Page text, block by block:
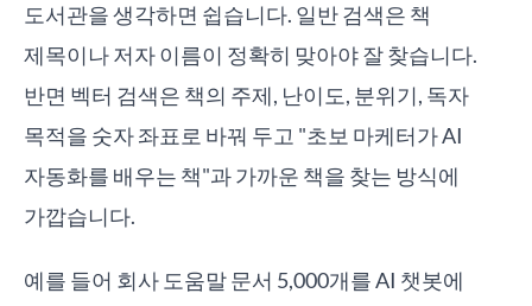
도서관을 생각하면 쉽습니다. 일반 검색은 책
제목이나 저자 이름이 정확히 맞아야 잘 찾습니다.
반면 벡터 검색은 책의 주제, 난이도, 분위기, 독자
목적을 숫자 좌표로 바꿔 두고 "초보 마케터가 AI
자동화를 배우는 책"과 가까운 책을 찾는 방식에
가깝습니다.
예를 들어 회사 도움말 문서 5,000개를 AI 챗봇에